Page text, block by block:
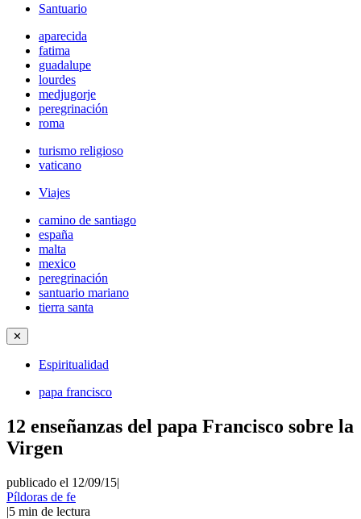
Santuario
aparecida
fatima
guadalupe
lourdes
medjugorje
peregrinación
roma
turismo religioso
vaticano
Viajes
camino de santiago
españa
malta
mexico
peregrinación
santuario mariano
tierra santa
✕
Espiritualidad
papa francisco
12 enseñanzas del papa Francisco sobre la
Virgen
publicado el 12/09/15|
Píldoras de fe
|5 min de lectura